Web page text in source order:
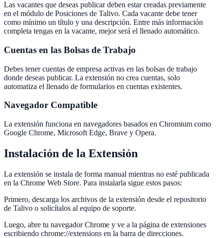
Las vacantes que deseas publicar deben estar creadas previamente
en el módulo de Posiciones de Talivo. Cada vacante debe tener
como mínimo un título y una descripción. Entre más información
completa tengas en la vacante, mejor será el llenado automático.
Cuentas en las Bolsas de Trabajo
Debes tener cuentas de empresa activas en las bolsas de trabajo
donde deseas publicar. La extensión no crea cuentas, solo
automatiza el llenado de formularios en cuentas existentes.
Navegador Compatible
La extensión funciona en navegadores basados en Chromium como
Google Chrome, Microsoft Edge, Brave y Opera.
Instalación de la Extensión
La extensión se instala de forma manual mientras no esté publicada
en la Chrome Web Store. Para instalarla sigue estos pasos:
Primero, descarga los archivos de la extensión desde el repositorio
de Talivo o solicítalos al equipo de soporte.
Luego, abre tu navegador Chrome y ve a la página de extensiones
escribiendo chrome://extensions en la barra de direcciones.